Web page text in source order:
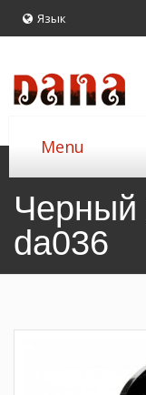
Язык
Черный
da036